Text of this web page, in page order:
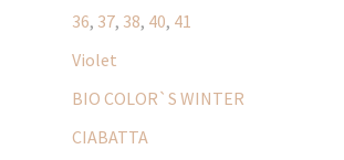
36, 37, 38, 40, 41
Violet
BIO COLOR`S WINTER
CIABATTA